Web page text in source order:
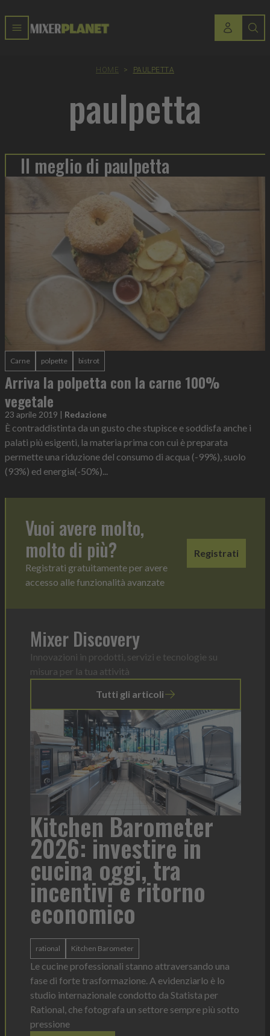
HOME > PAULPETTA
paulpetta
Il meglio di paulpetta
Carne polpette bistrot
Arriva la polpetta con la carne 100%
vegetale
23 aprile 2019 | Redazione
È contraddistinta da un gusto che stupisce e soddisfa anche i
palati più esigenti, la materia prima con cui è preparata
permette una riduzione del consumo di acqua (-99%), suolo
(93%) ed energia(-50%)...
Vuoi avere molto,
molto di più?
Registrati gratuitamente per avere
accesso alle funzionalità avanzate
Registrati
Mixer Discovery
Innovazioni in prodotti, servizi e tecnologie su
misura per la tua attività
Tutti gli articoli
Kitchen Barometer
2026: investire in
cucina oggi, tra
incentivi e ritorno
economico
rational Kitchen Barometer
Le cucine professionali stanno attraversando una
fase di forte trasformazione. A evidenziarlo è lo
studio internazionale condotto da Statista per
Rational, che fotografa un settore sempre più sotto
pressione